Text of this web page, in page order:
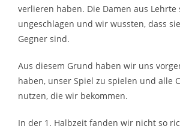
verlieren haben. Die Damen aus
ungeschlagen und wir wussten, dass
Gegner sind.
Aus diesem Grund haben wir uns
haben, unser Spiel zu spielen und alle
nutzen, die wir bekommen.
In der 1. Halbzeit fanden wir nicht so